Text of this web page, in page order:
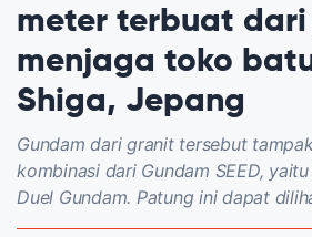
meter terbuat
menjaga toko
Shiga, Jepang
Gundam dari granit tersebut
kombinasi dari Gundam SEED,
Duel Gundam. Patung ini dapat